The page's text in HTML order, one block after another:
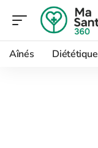
Aînés Diététique